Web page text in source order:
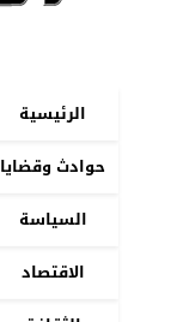
الرئيسية
حوادث وقضايا
السياسة
الاقتصاد